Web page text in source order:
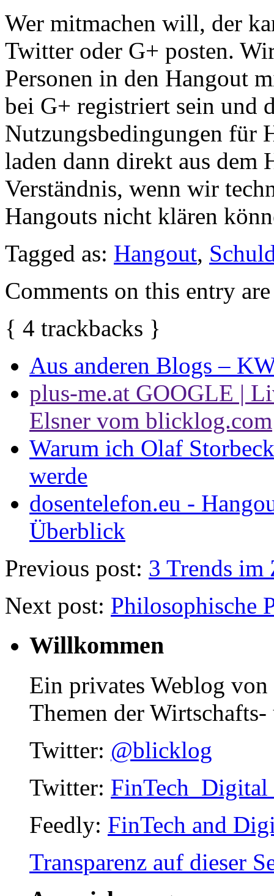
Wer mitmachen will, der
Twitter oder G+ posten.
Personen in den Hangout
bei G+ registriert sein und
Nutzungsbedingungen für
laden dann direkt aus dem
Verständnis, wenn wir
Hangouts nicht klären
Tagged as: Hangout,
Comments on this entry
{ 4 trackbacks }
Aus anderen Blogs –
plus-me.at GOOGLE |
Elsner vom blicklog.com
Warum ich Olaf
werde
dosentelefon.eu -
Überblick
Previous post: 3 Trends im
Next post: Philosophische
Willkommen
Ein privates Weblog von
Themen der
Twitter: @blicklog
Twitter: FinTech_Digital
Feedly: FinTech and
Transparenz auf dieser